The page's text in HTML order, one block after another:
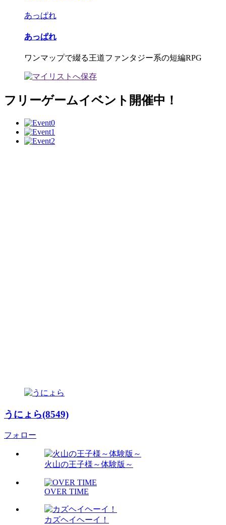
あっぱれ
あっぱれ
ワンマップで綴る王道ファンタジー系の短編RPG
フリーゲームイベント開催中！
うにょら(8549)
フォロー
火山の王子様～体験版～
OVER TIME
カズヘイヘーイ！